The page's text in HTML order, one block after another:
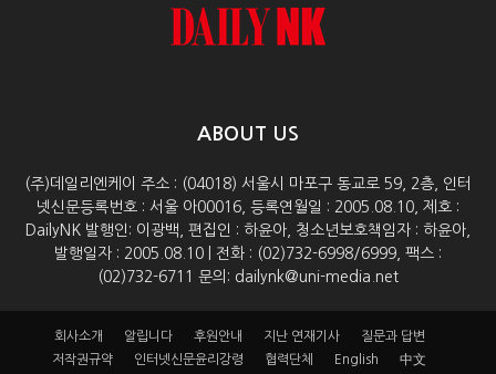
ABOUT US
(주)데일리엔케이 주소 : (04018) 서울시 마포구 동교로 59, 2층, 인터
넷신문등록번호 : 서울 아00016, 등록연월일 : 2005.08.10, 제호 :
DailyNK 발행인: 이광백, 편집인 : 하윤아, 청소년보호책임자 : 하윤아,
발행일자 : 2005.08.10 | 전화 : (02)732-6998/6999, 팩스 :
(02)732-6711 문의: dailynk@uni-media.net
회사소개 알립니다 후원안내 지난 연재기사
질문과 답변
저작권규약
인터넷신문윤리강령 협력단체 English 中文